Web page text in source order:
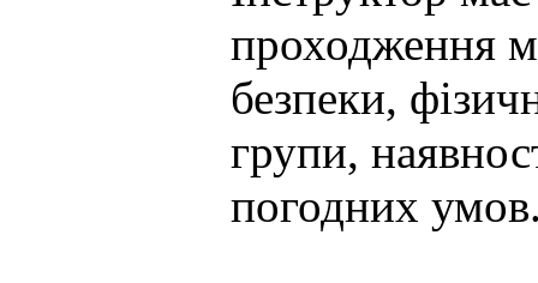
проходження
безпеки,
групи,
погодних